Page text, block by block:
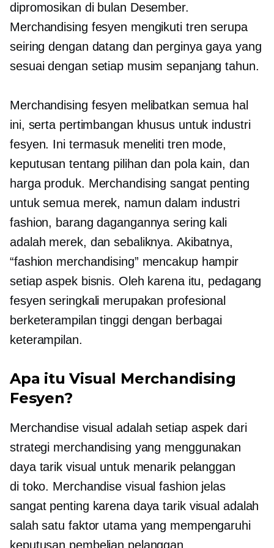
dipromosikan di bulan Desember.
Merchandising fesyen mengikuti tren serupa
seiring dengan datang dan perginya gaya yang
sesuai dengan setiap musim sepanjang tahun.
Merchandising fesyen melibatkan semua hal
ini, serta pertimbangan khusus untuk industri
fesyen. Ini termasuk meneliti tren mode,
keputusan tentang pilihan dan pola kain, dan
harga produk. Merchandising sangat penting
untuk semua merek, namun dalam industri
fashion, barang dagangannya sering kali
adalah merek, dan sebaliknya. Akibatnya,
“fashion merchandising” mencakup hampir
setiap aspek bisnis. Oleh karena itu, pedagang
fesyen seringkali merupakan profesional
berketerampilan tinggi dengan berbagai
keterampilan.
Apa itu Visual Merchandising
Fesyen?
Merchandise visual adalah setiap aspek dari
strategi merchandising yang menggunakan
daya tarik visual untuk menarik pelanggan
di toko. Merchandise visual fashion jelas
sangat penting karena daya tarik visual adalah
salah satu faktor utama yang mempengaruhi
keputusan pembelian pelanggan.